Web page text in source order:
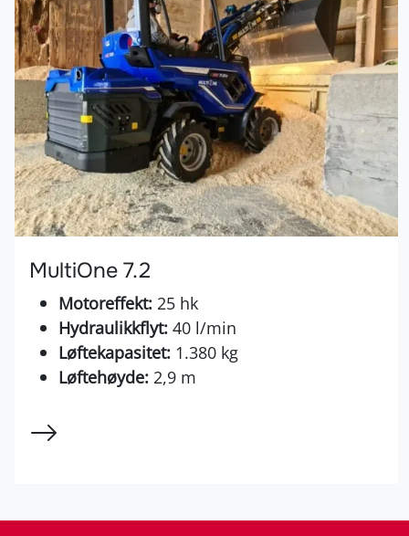
MultiOne 7.2
Motoreffekt: 25 hk
Hydraulikkflyt: 40 l/min
Løftekapasitet: 1.380 kg
Løftehøyde: 2,9 m